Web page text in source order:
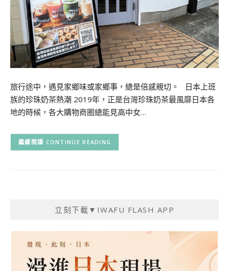
旅行途中，遇見家鄉味或家鄉事，總是倍感親切。 日本上班
族的珍珠奶茶熱潮 2019年，正是台灣珍珠奶茶最風靡日本各
地的時候，各大購物商圈總能見高中女…
CONTINUE READING
立刻下載▼IWAFU FLASH APP